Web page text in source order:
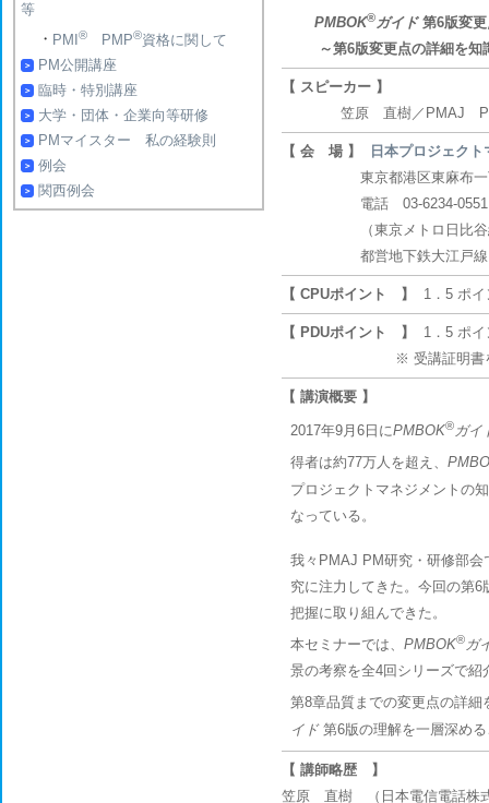
等
・ PMI® PMP®資格に関して
PM公開講座
臨時・特別講座
大学・団体・企業向等研修
PMマイスター 私の経験則
例会
関西例会
PMBOK®ガイド第6版変
～第6版変更点の詳細を
【 スピーカー 】
笠原 直樹／PMAJ
【 会 場 】
日本プロジェク
東京都港区東麻布一丁目
電話 03-6234-0551 (代
（東京メトロ日比谷線・
都営地下鉄大江戸線・
【 CPUポイント 】 1．5 ポ
【 PDUポイント 】
1．5 ポ
※ 受講証明書を発行しま
【 講演概要 】
2017年9月6日にPMBOK®ガイ
得者は約77万人を超え、
プロジェクトマネジメントの
なっている。
我々PMAJ PM研究・研修部会
究に注力してきた。今回の第
把握に取り組んできた。
本セミナーでは、 PMBOK®ガ
景の考察を全4回シリーズで
第8章品質までの変更点の詳
イド第6版の理解を一層深め
【 講師略歴 】
笠原 直樹 （日本電信電話株